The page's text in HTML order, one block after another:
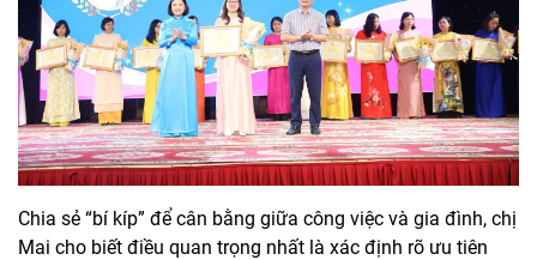
Chia sẻ “bí kíp” để cân bằng giữa công việc và gia đình, chị
Mai cho biết điều quan trọng nhất là xác định rõ ưu tiên